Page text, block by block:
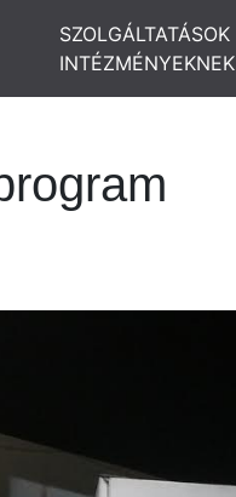
SZOLGÁLTATÁSOK
INTÉZMÉNYEKNEK